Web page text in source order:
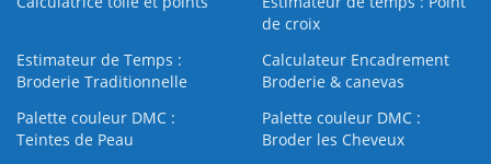
de croix
Estimateur de Temps :
Broderie Traditionnelle
Calculateur Encadrement
Broderie & canevas
Palette couleur DMC :
Teintes de Peau
Palette couleur DMC :
Broder les Cheveux